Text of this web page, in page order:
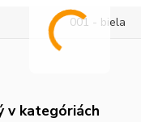
001 - biela
v kategóriách